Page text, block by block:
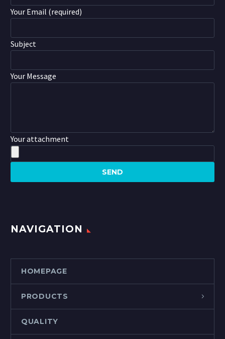
Your Email (required)
Subject
Your Message
Your attachment
NAVIGATION
HOMEPAGE
PRODUCTS
QUALITY